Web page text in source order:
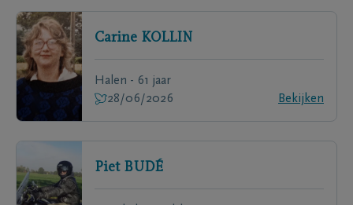
Carine KOLLIN
Halen - 61 jaar
28/06/2026
Bekijken
Piet BUDÉ